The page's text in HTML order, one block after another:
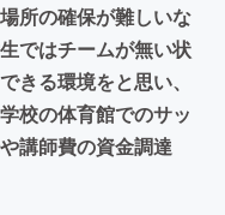
所の確保が難しいな
ではチームが無い状
きる環境をと思い、
校の体育館でのサッ
講師費の資金調達